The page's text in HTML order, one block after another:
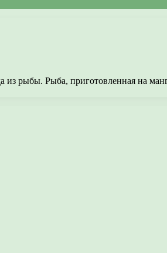
рыбы. Рыба, приготовленная на